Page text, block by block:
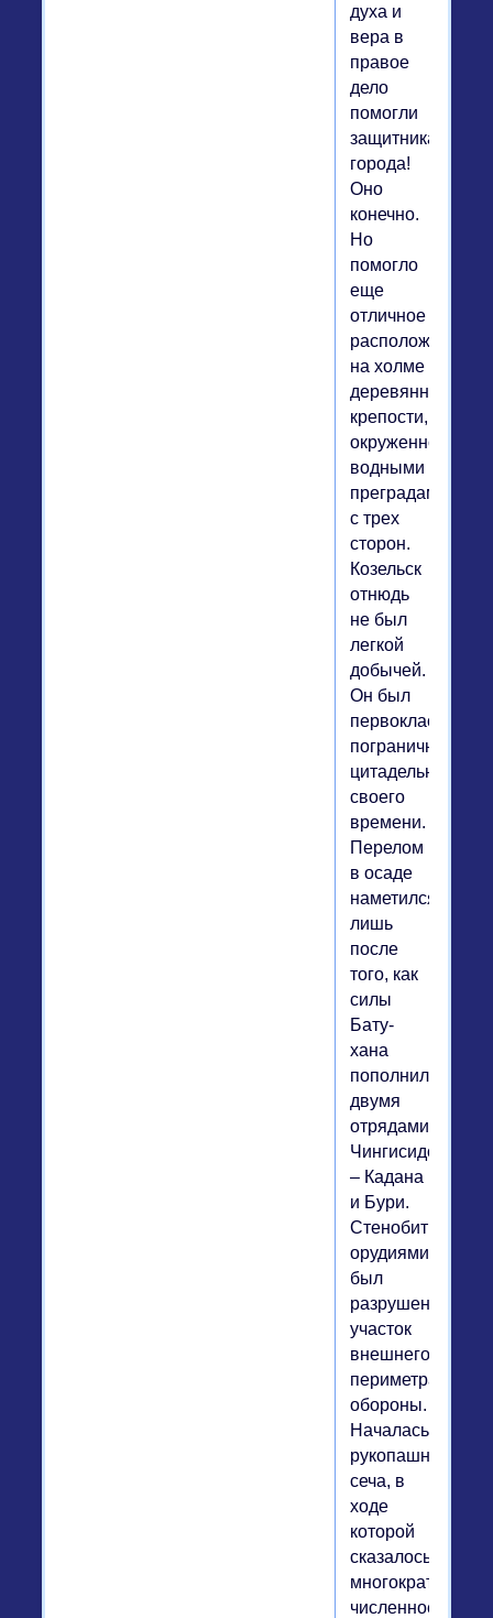
духа и
вера в
правое
дело
помогли
защитникам
города!
Оно
конечно.
Но
помогло
еще
отличное
расположение
на холме
деревянной
крепости,
окруженной
водными
преградами
с трех
сторон.
Козельск
отнюдь
не был
легкой
добычей.
Он был
первоклассной
пограничной
цитаделью
своего
времени.
Перелом
в осаде
наметился
лишь
после
того, как
силы
Бату-
хана
пополнились
двумя
отрядами
Чингисидов
– Кадана
и Бури.
Стенобитными
орудиями
был
разрушен
участок
внешнего
периметра
обороны.
Началась
рукопашная
сеча, в
ходе
которой
сказалось
многократное
численное